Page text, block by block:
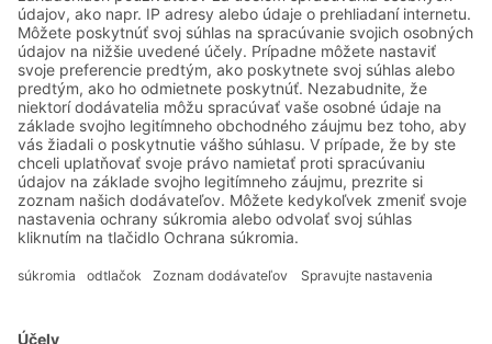
Systémové riešenia
Intralogistické riešenia
Prepravky a boxy
Regálové systémy
Dopravné systémy
Poradenstvo a služby